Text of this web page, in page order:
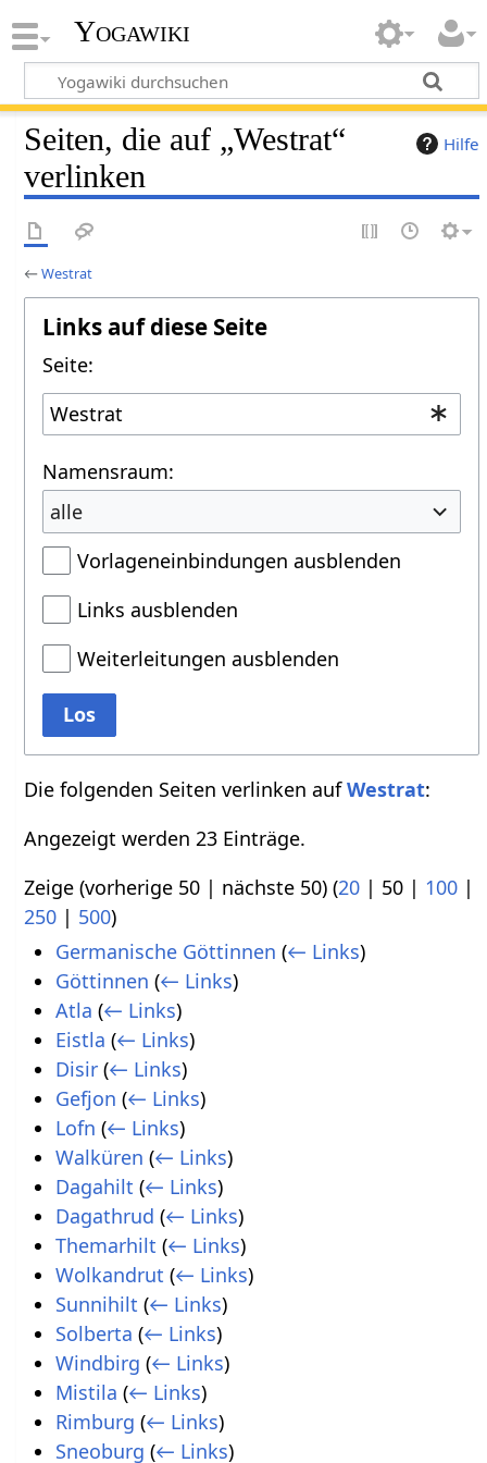
Yogawiki
Hilfe
Seiten, die auf „Westrat“
verlinken
←Westrat
Links auf diese Seite
Seite:
Namensraum:
alle
Vorlageneinbindungen ausblenden
Links ausblenden
Weiterleitungen ausblenden
Los
Die folgenden Seiten verlinken aufWestrat:
Angezeigt werden 23 Einträge.
Zeige (vorherige 50 | nächste 50) (20 | 50 | 100 |
250 | 500)
Germanische Göttinnen (← Links)
Göttinnen (← Links)
Atla (← Links)
Eistla (← Links)
Disir (← Links)
Gefjon (← Links)
Lofn (← Links)
Walküren (← Links)
Dagahilt (← Links)
Dagathrud (← Links)
Themarhilt (← Links)
Wolkandrut (← Links)
Sunnihilt (← Links)
Solberta (← Links)
Windbirg (← Links)
Mistila (← Links)
Rimburg (← Links)
Sneoburg (← Links)